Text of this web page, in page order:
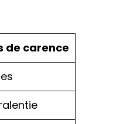
de carence